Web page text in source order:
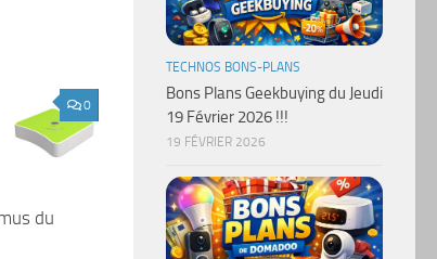
0
du
TECHNOS BONS-PLANS
Bons Plans Geekbuying du Jeudi
19 Février 2026 !!!
19 FÉVRIER 2026